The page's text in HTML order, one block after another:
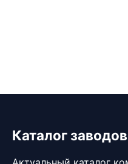
Каталог